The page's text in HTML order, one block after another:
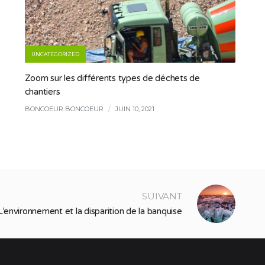
UNCATEGORIZED
Zoom sur les différents types de déchets de
chantiers
BONCOEUR BONCOEUR / JUIN 10, 2021
SUIVANT
et la disparition de la banquise